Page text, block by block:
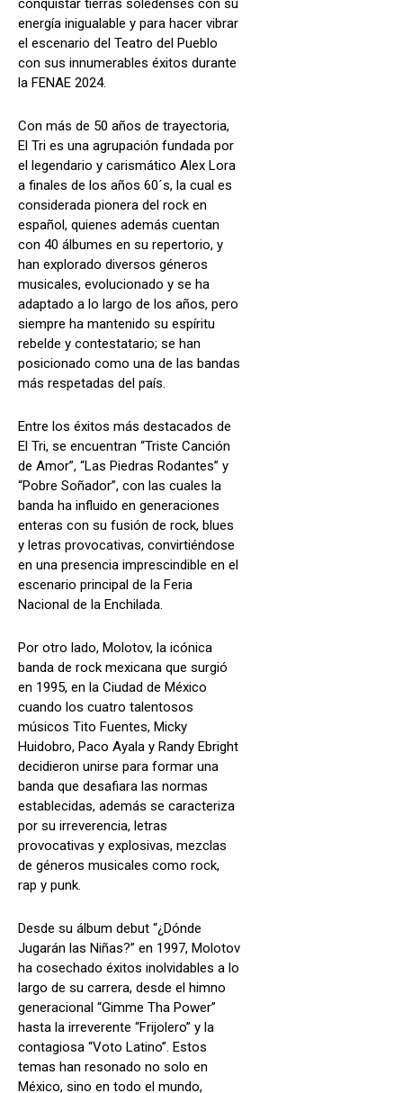
conquistar tierras soledenses con su
energía inigualable y para hacer vibrar
el escenario del Teatro del Pueblo
con sus innumerables éxitos durante
la FENAE 2024.
Con más de 50 años de trayectoria,
El Tri es una agrupación fundada por
el legendario y carismático Alex Lora
a finales de los años 60´s, la cual es
considerada pionera del rock en
español, quienes además cuentan
con 40 álbumes en su repertorio, y
han explorado diversos géneros
musicales, evolucionado y se ha
adaptado a lo largo de los años, pero
siempre ha mantenido su espíritu
rebelde y contestatario; se han
posicionado como una de las bandas
más respetadas del país.
Entre los éxitos más destacados de
El Tri, se encuentran “Triste Canción
de Amor”, “Las Piedras Rodantes” y
“Pobre Soñador”, con las cuales la
banda ha influido en generaciones
enteras con su fusión de rock, blues
y letras provocativas, convirtiéndose
en una presencia imprescindible en el
escenario principal de la Feria
Nacional de la Enchilada.
Por otro lado, Molotov, la icónica
banda de rock mexicana que surgió
en 1995, en la Ciudad de México
cuando los cuatro talentosos
músicos Tito Fuentes, Micky
Huidobro, Paco Ayala y Randy Ebright
decidieron unirse para formar una
banda que desafiara las normas
establecidas, además se caracteriza
por su irreverencia, letras
provocativas y explosivas, mezclas
de géneros musicales como rock,
rap y punk.
Desde su álbum debut “¿Dónde
Jugarán las Niñas?” en 1997, Molotov
ha cosechado éxitos inolvidables a lo
largo de su carrera, desde el himno
generacional “Gimme Tha Power”
hasta la irreverente “Frijolero” y la
contagiosa “Voto Latino”. Estos
temas han resonado no solo en
México, sino en todo el mundo,